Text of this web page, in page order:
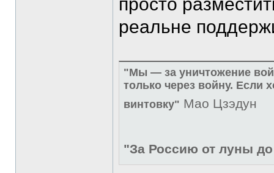
реальне
"Мы — за уничтожение
только через войну. Если
винтовку" Мао Цзэдун
"За Россию от луны